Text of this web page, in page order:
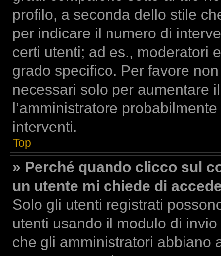
profilo, a seconda dello stile
per indicare il numero di
certi utenti; ad es., moderatori
grado specifico. Per favore
necessari solo per aumentare
l’amministratore
interventi.
Top
» Perché quando clicco sul
un utente mi chiede di
Solo gli utenti registrati
utenti usando il modulo di
che gli amministratori abbiano